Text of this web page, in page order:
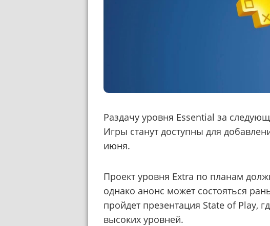
Раздачу уровня Essential за
Игры станут доступны для
июня.
Проект уровня Extra по планам
однако анонс может состояться
пройдет презентация State of Play,
высоких уровней.